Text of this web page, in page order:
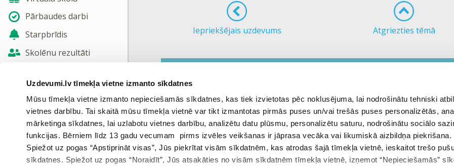
Uzdevumi.lv tīmekļa vietne izmanto sīkdatnes
Mūsu tīmekļa vietne izmanto nepieciešamās sīkdatnes, kas tiek izvietotas pēc noklusējuma, lai nodrošinātu tehniski
vietnes darbību. Tai skaitā mūsu tīmekļa vietnē var tikt izmantotas pirmās puses un/vai trešās puses personalizētās,
mārketinga sīkdatnes, lai uzlabotu vietnes darbību, analizētu datu plūsmu, personalizētu saturu, nodrošinātu sociālo
funkcijas. Bērniem līdz 13 gadu vecumam pirms izvēles veikšanas ir jāprasa vecāka vai likumiskā aizbildņa piekrišana.
Spiežot uz pogas “Apstiprināt visas”, Jūs piekrītat visām sīkdatnēm, kas atrodas šajā tīmekļa vietnē, ieskaitot trešo
sīkdatnes. Spiežot uz pogas “Noraidīt”, Jūs atsakāties no visām sīkdatnēm tīmekļa vietnē, izņemot “Nepieciešamās”
Pārbaudes darbi
Starpbrīdis
Skolēnu rezultāti
Nosūtīt atsauksmi
Skatīt vairāk
Iepriekšējais uzdevums Atgriezties tēmā